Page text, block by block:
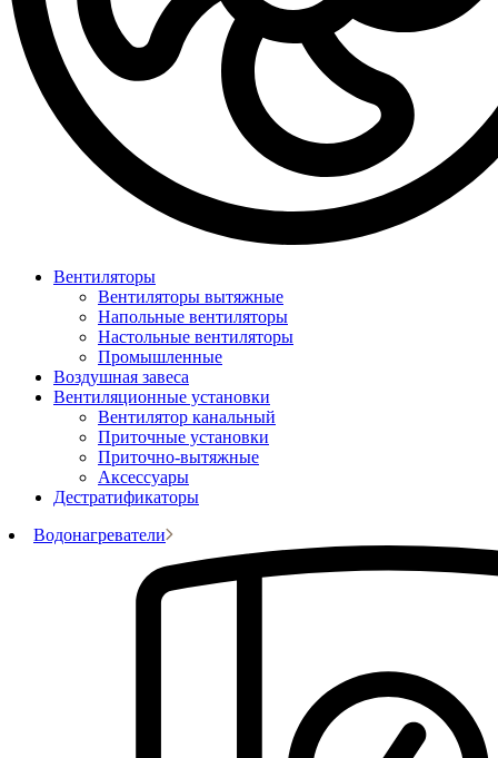
Вентиляторы
Вентиляторы вытяжные
Напольные вентиляторы
Настольные вентиляторы
Промышленные
Воздушная завеса
Вентиляционные установки
Вентилятор канальный
Приточные установки
Приточно-вытяжные
Аксессуары
Дестратификаторы
Водонагреватели